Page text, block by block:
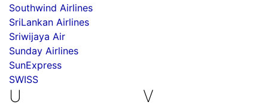
Southwind Airlines
SriLankan Airlines
Sriwijaya Air
Sunday Airlines
SunExpress
SWISS
U V